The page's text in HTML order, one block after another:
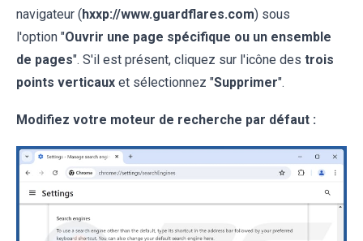
navigateur (hxxp://www.guardflares.com) sous
l'option "Ouvrir une page spécifique ou un ensemble
de pages". S'il est présent, cliquez sur l'icône des trois
points verticaux et sélectionnez "Supprimer".
Modifiez votre moteur de recherche par défaut :